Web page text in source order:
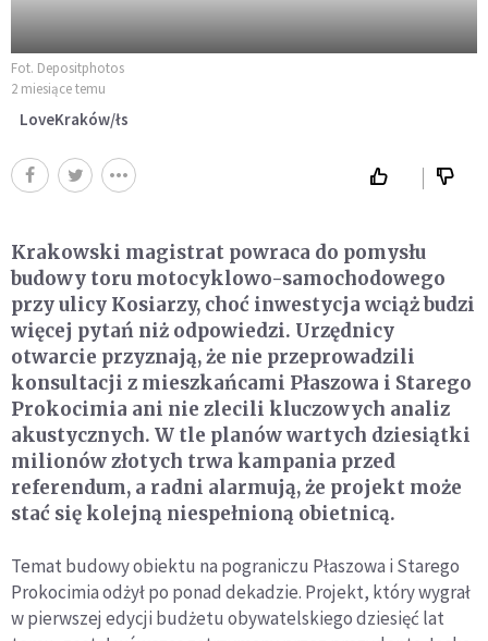
Fot. Depositphotos
2 miesiące temu
LoveKraków/łs
Krakowski magistrat powraca do pomysłu
budowy toru motocyklowo-samochodowego
przy ulicy Kosiarzy, choć inwestycja wciąż budzi
więcej pytań niż odpowiedzi. Urzędnicy
otwarcie przyznają, że nie przeprowadzili
konsultacji z mieszkańcami Płaszowa i Starego
Prokocimia ani nie zlecili kluczowych analiz
akustycznych. W tle planów wartych dziesiątki
milionów złotych trwa kampania przed
referendum, a radni alarmują, że projekt może
stać się kolejną niespełnioną obietnicą.
Temat budowy obiektu na pograniczu Płaszowa i Starego
Prokocimia odżył po ponad dekadzie. Projekt, który wygrał
w pierwszej edycji budżetu obywatelskiego dziesięć lat